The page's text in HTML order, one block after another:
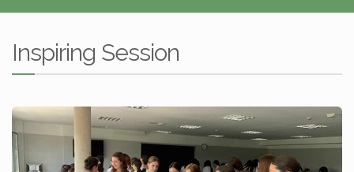
Inspiring Session